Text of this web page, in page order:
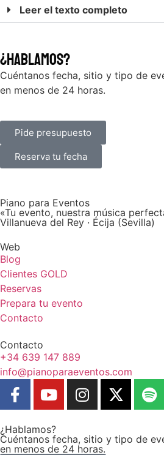
Leer el texto completo
¿Hablamos?
Cuéntanos fecha, sitio y tipo de
en menos de 24 horas.
Pide presupuesto
Reserva tu fecha
Piano para Eventos
«Tu evento, nuestra música
Villanueva del Rey · Écija (Sevilla)
Web
Blog
Clientes GOLD
Reservas
Prepara tu evento
Contacto
Contacto
+34 639 147 889
info@pianoparaeventos.com
¿Hablamos?
Cuéntanos fecha, sitio y tipo de
en menos de 24 horas.